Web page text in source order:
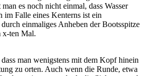
es noch nicht einmal, dass Wasser
Falle eines Kenterns ist ein
einmaliges Anheben der Bootsspitze
x-ten Mal.
man wenigstens mit dem Kopf hinein
zu orten. Auch wenn die Runde, etwa